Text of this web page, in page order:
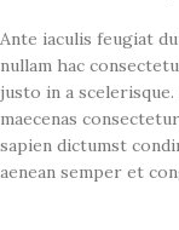
Ante iaculis feugiat
nullam hac
justo in a
maecenas
sapien dictumst
aenean semper et